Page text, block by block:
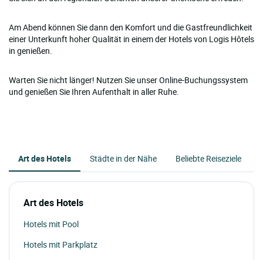
Am Abend können Sie dann den Komfort und die Gastfreundlichkeit
einer Unterkunft hoher Qualität in einem der Hotels von Logis Hôtels
in genießen.
Warten Sie nicht länger! Nutzen Sie unser Online-Buchungssystem
und genießen Sie Ihren Aufenthalt in aller Ruhe.
Art des Hotels Städte in der Nähe Beliebte Reiseziele
Art des Hotels
Hotels mit Pool
Hotels mit Parkplatz